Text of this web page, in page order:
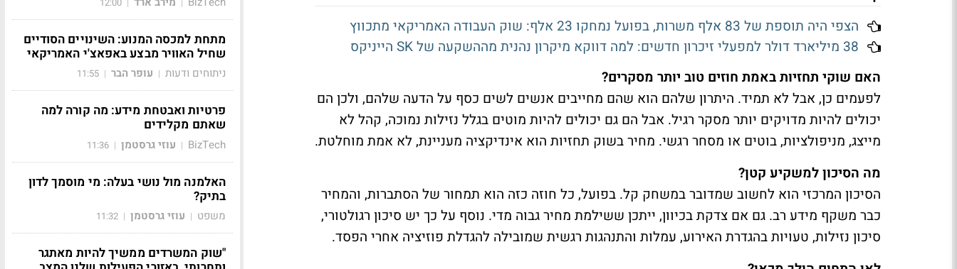
הצפי היה תוספת של 83 אלף משרות, בפועל נמחקו 23 אלף: שוק העבודה האמריקאי מתכווץ
38 מיליארד דולר למפעלי זיכרון חדשים: למה דווקא מיקרון נהנית מההשקעה של SK הייניקס
האם שוקי תחזיות באמת חוזים טוב יותר מסקרים?
לפעמים כן, אבל לא תמיד. היתרון שלהם הוא שהם מחייבים אנשים לשים כסף על הדעה שלהם, ולכן הם
יכולים להיות מדויקים יותר מסקר רגיל. אבל הם גם יכולים להיות מוטים בגלל נזילות נמוכה, קהל לא
מייצג, מניפולציות, בוטים או מסחר רגשי. מחיר בשוק תחזיות הוא אינדיקציה מעניינת, לא אמת מוחלטת.
מה הסיכון למשקיע קטן?
הסיכון המרכזי הוא לחשוב שמדובר במשחק קל. בפועל, כל חוזה כזה הוא תמחור של הסתברות, והמחיר
כבר משקף מידע רב. גם אם צדקת בכיוון, ייתכן ששילמת מחיר גבוה מדי. נוסף על כך יש סיכון רגולטורי,
סיכון נזילות, טעויות בהגדרת האירוע, עמלות והתנהגות רגשית שמובילה להגדלת פוזיציה אחרי הפסד.
מתחת למכסה המנוע: השינויים הסודיים
שחיל האוויר מבצע באפאצ'י האמריקאי
ניתוחים ודעות | עופר הבר |
11:55
פרטיות ואבטחת מידע: מה קורה למה
שאתם מקלידים
BizTech
| עוזי גרסטמן |
11:36
האלמנה מול נושי בעלה: מי מוסמך לדון
בתיק?
משפט | עוזי גרסטמן |
11:32
"שוק המשרדים ממשיך להיות מאתגר